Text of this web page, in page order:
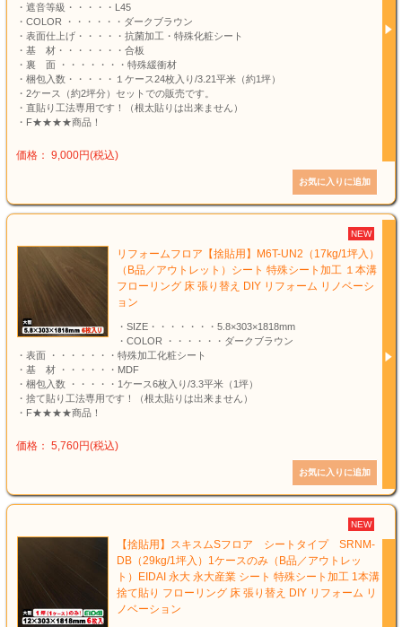
・遮音等級・・・・・L45
・COLOR ・・・・・・ダークブラウン
・表面仕上げ・・・・・抗菌加工・特殊化粧シート
・基 材・・・・・・・合板
・裏 面 ・・・・・・・特殊緩衝材
・梱包入数・・・・・１ケース24枚入り/3.21平米（約1坪）
・2ケース（約2坪分）セットでの販売です。
・直貼り工法専用です！（根太貼りは出来ません）
・F★★★★商品！
価格： 9,000円(税込)
NEW
リフォームフロア【捨貼用】M6T-UN2（17kg/1坪入）
（B品／アウトレット）シート 特殊シート加工 １本溝
フローリング 床 張り替え DIY リフォーム リノベーシ
ョン
・SIZE・・・・・・・5.8×303×1818mm
・COLOR ・・・・・・ダークブラウン
・表面 ・・・・・・・特殊加工化粧シート
・基 材 ・・・・・・MDF
・梱包入数 ・・・・・1ケース6枚入り/3.3平米（1坪）
・捨て貼り工法専用です！（根太貼りは出来ません）
・F★★★★商品！
価格： 5,760円(税込)
NEW
【捨貼用】スキスムSフロア シートタイプ SRNM-
DB（29kg/1坪入）1ケースのみ（B品／アウトレッ
ト）EIDAI 永大 永大産業 シート 特殊シート加工 1本溝
捨て貼り フローリング 床 張り替え DIY リフォーム リ
ノベーション